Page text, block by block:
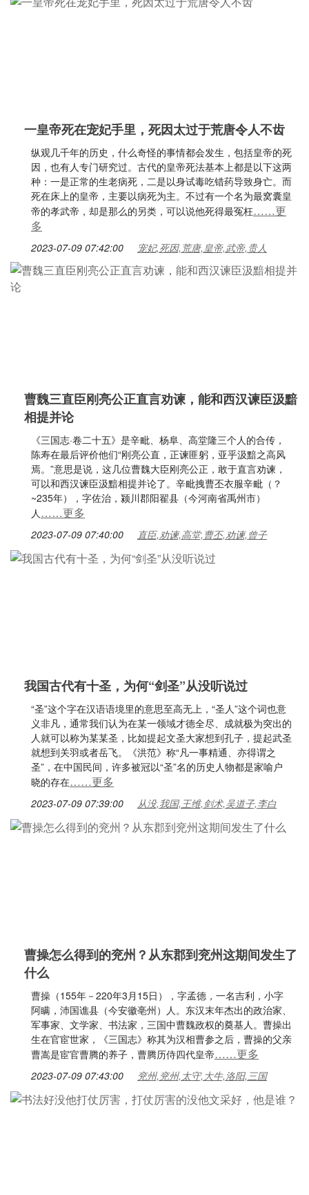
一皇帝死在宠妃手里，死因太过于荒唐令人不齿
纵观几千年的历史，什么奇怪的事情都会发生，包括皇帝的死
因，也有人专门研究过。古代的皇帝死法基本上都是以下这两
种：一是正常的生老病死，二是以身试毒吃错药导致身亡。而
死在床上的皇帝，主要以病死为主。不过有一个名为最窝囊皇
帝的孝武帝，却是那么的另类，可以说他死得最冤枉……更
多
2023-07-09 07:42:00 宠妃,死因,荒唐,皇帝,武帝,贵人
曹魏三直臣刚亮公正直言劝谏，能和西汉谏臣汲黯
相提并论
《三国志·卷二十五》是辛毗、杨阜、高堂隆三个人的合传，
陈寿在最后评价他们“刚亮公直，正谏匪躬，亚乎汲黯之高风
焉。”意思是说，这几位曹魏大臣刚亮公正，敢于直言劝谏，
可以和西汉谏臣汲黯相提并论了。辛毗拽曹丕衣服辛毗（？
~235年），字佐治，颍川郡阳翟县（今河南省禹州市）
人……更多
2023-07-09 07:40:00 直臣,劝谏,高堂,曹丕,劝谏,曾子
我国古代有十圣，为何“剑圣”从没听说过
“圣”这个字在汉语语境里的意思至高无上，“圣人”这个词也意
义非凡，通常我们认为在某一领域才德全尽、成就极为突出的
人就可以称为某某圣，比如提起文圣大家想到孔子，提起武圣
就想到关羽或者岳飞。《洪范》称“凡一事精通、亦得谓之
圣”，在中国民间，许多被冠以“圣”名的历史人物都是家喻户
晓的存在……更多
2023-07-09 07:39:00 从没,我国,王维,剑术,吴道子,李白
曹操怎么得到的兖州？从东郡到兖州这期间发生了
什么
曹操（155年－220年3月15日），字孟德，一名吉利，小字
阿瞒，沛国谯县（今安徽亳州）人。东汉末年杰出的政治家、
军事家、文学家、书法家，三国中曹魏政权的奠基人。曹操出
生在官宦世家，《三国志》称其为汉相曹参之后，曹操的父亲
曹嵩是宦官曹腾的养子，曹腾历侍四代皇帝……更多
2023-07-09 07:43:00 兖州,兖州,太守,大牛,洛阳,三国